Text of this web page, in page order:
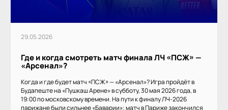
29.05.2026
Где и когда смотреть матч финала ЛЧ «ПСЖ» —
«Арсенал»?
Когда и где будет матч «ПСЖ» — «Арсенал»? Игра пройдёт в
Будапеште на «Пушкаш Арене» в субботу, 30 мая 2026 года, в
19:00 по московскому времени. На пути к финалу ЛЧ-2026
парижане были сильнее «Баварии»: матч в Париже закончился